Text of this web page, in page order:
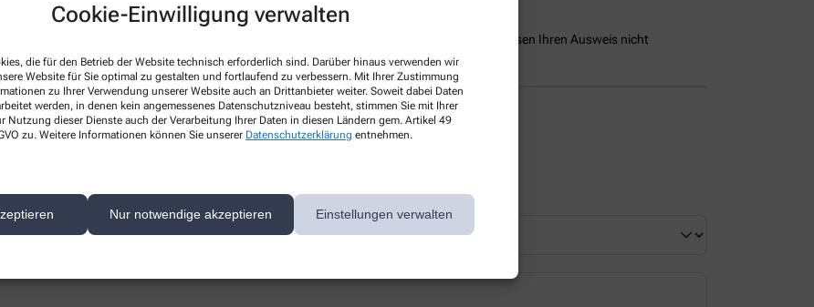
Cookie-Einwilligung verwalten
die für den Betrieb der Website technisch erforderlich sind. Darüber hinaus verwenden wir
Website für Sie optimal zu gestalten und fortlaufend zu verbessern. Mit Ihrer Zustimmung
zu Ihrer Verwendung unserer Website auch an Drittanbieter weiter. Soweit dabei Daten
werden, in denen kein angemessenes Datenschutzniveau besteht, stimmen Sie mit Ihrer
Nutzung dieser Dienste auch der Verarbeitung Ihrer Daten in diesen Ländern gem. Artikel 49
zu. Weitere Informationen können Sie unserer Datenschutzerklärung entnehmen.
Nur notwendige akzeptieren Einstellungen verwalten
Befreiung der gesetzlichen Zuzahlung haben, können wir diese Info speichern und Sie müssen Ihren Ausweis nicht
Besuch bei uns in der Apotheke abholen.